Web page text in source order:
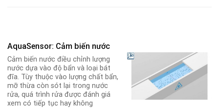
AquaSensor: Cảm biến nước
Cảm biến nước điều chỉnh lượng
nước dựa vào độ bẩn và loại bát
đĩa. Tùy thuộc vào lượng chất bẩn,
mỡ thừa còn sót lại trong nước
rửa, quá trình rửa được đánh giá
xem có tiếp tục hay không